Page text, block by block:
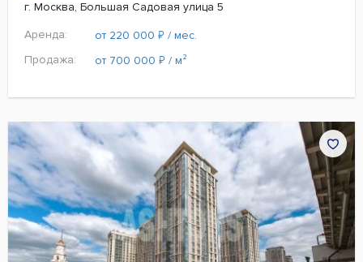
г. Москва, Большая Садовая улица 5
Аренда:
от 220 000 ₽ / мес.
Продажа:
от 700 000 ₽ / м²